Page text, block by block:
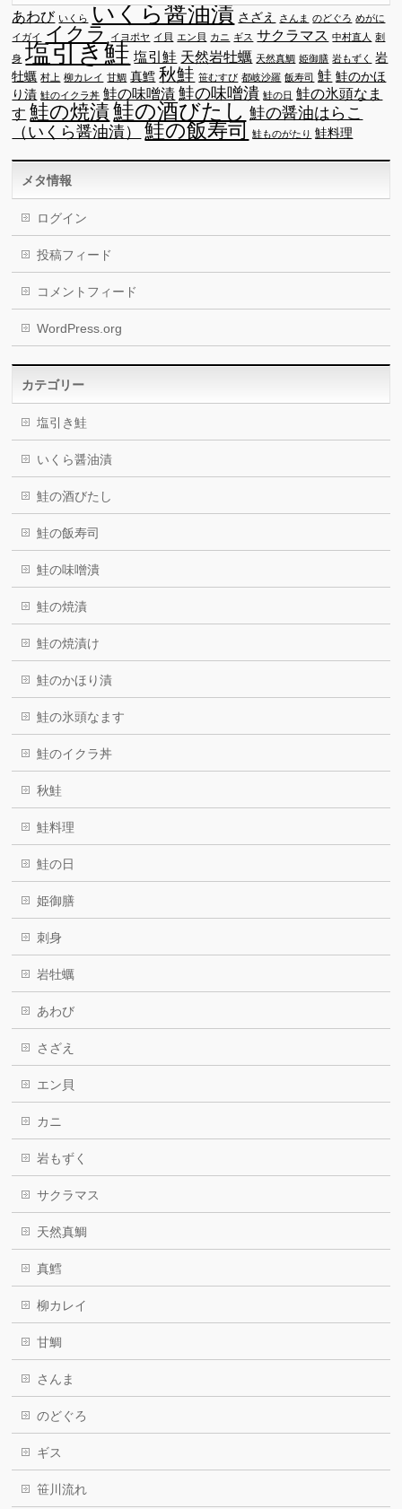
あわび いくら いくら醤油漬 さざえ さんま のどぐろ めがに
イガイ
イクラ イヨポヤ イ貝 エン貝 カニ ギス サクラマス 中村直人
刺
身 塩引き鮭 塩引鮭 天然岩牡蠣 天然真鯛 姫御膳 岩もずく
岩
牡蠣 村上 柳カレイ 甘鯛 真鱈 秋鮭 笹むすび 都岐沙羅 飯寿司 鮭 鮭のかほ
り漬 鮭のイクラ丼 鮭の味噌漬 鮭の味噌潰 鮭の日 鮭の氷頭なま
す 鮭の焼漬鮭の酒びたし 鮭の醤油はらこ
（いくら醤油漬）
鮭の飯寿司 鮭ものがたり 鮭料理
メタ情報
ログイン
投稿フィード
コメントフィード
WordPress.org
カテゴリー
塩引き鮭
いくら醤油漬
鮭の酒びたし
鮭の飯寿司
鮭の味噌潰
鮭の焼漬
鮭の焼漬け
鮭のかほり漬
鮭の氷頭なます
鮭のイクラ丼
秋鮭
鮭料理
鮭の日
姫御膳
刺身
岩牡蠣
あわび
さざえ
エン貝
カニ
岩もずく
サクラマス
天然真鯛
真鱈
柳カレイ
甘鯛
さんま
のどぐろ
ギス
笹川流れ